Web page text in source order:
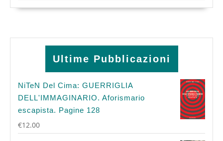
Ultime Pubblicazioni
NiTeN Del Cima: GUERRIGLIA
DELL'IMMAGINARIO. Aforismario
escapista. Pagine 128
€12.00